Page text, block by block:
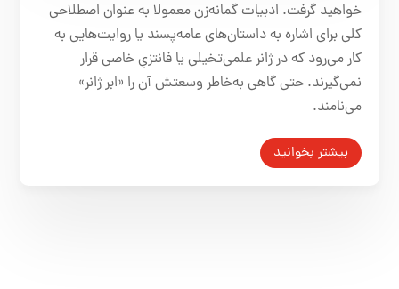
خواهید گرفت. ادبیات گمانه‌زن معمولا به عنوان اصطلاحی
کلی برای اشاره به داستان‌های عامه‌پسند یا روایت‌هایی به
کار می‌رود که در ژانر علمی‌تخیلی یا فانتزیِ خاصی قرار
نمی‌گیرند. حتی گاهی به‌خاطر وسعتش آن را «ابر ژانر»
می‌نامند.
بیشتر بخوانید